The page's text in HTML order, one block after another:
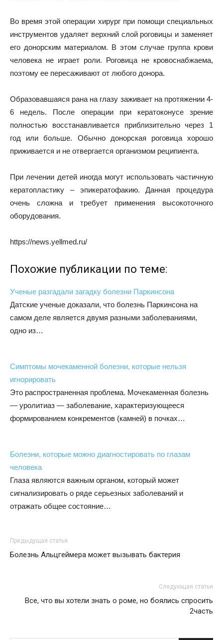
Во время этой операции хирург при помощи специальных
инструментов удаляет верхний слой роговицы и заменяет
его донорским материалом. В этом случае группа крови
человека не играет роли. Роговица не кровоснабжаема,
поэтому ее пересаживают от любого донора.
Образовавшаяся рана на глазу заживает на протяжении 4-
6 недель. После операции при кератоконусе зрение
полностью восстанавливается приблизительно через 1
год или больше. Обычно донорская роговица хорошо
приживается и не отвергается организмом реципиента.
При лечении детей иногда могут использовать частичную
кератопластику – эпикератофакию. Данная процедура
очень сложна и требует применения высокоточного
оборудования.
https://news.yellmed.ru/
Похожие публикации по теме:
Ученые разгадали загадку болезни Паркинсона
Датские ученые доказали, что болезнь Паркинсона на
самом деле является двумя разными заболеваниями,
одно из…
Симптомы мочекаменной болезни, которые нельзя
игнорировать
Это распространенная проблема. Мочекаменная болезнь
— уролитиаз — заболевание, характеризующееся
формированием конкрементов (камней) в почках…
Болезни, которые можно диагностировать по глазам
человека
Глаза являются важным органом, который может
сигнализировать о ряде серьезных заболеваний и
отражать общее состояние…
Предыдущая статья
Болезнь Альцгеймера может вызывать бактерия
Следующая статья
Все, что вы хотели знать о роме, но боялись спросить
2часть